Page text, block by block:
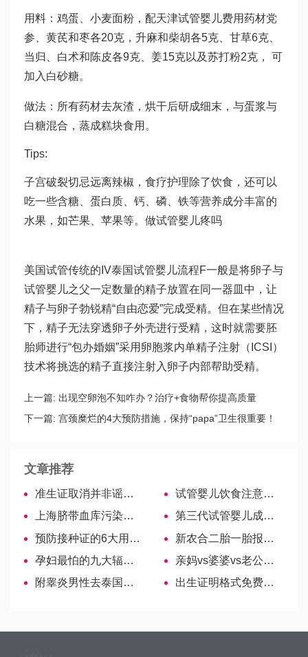
用料：鸡蛋、小麦面粉，配天津试管婴儿费用药材党
参、黄芪和枣各20克，升麻和柴胡各5克、甘草6克、
当归、白术和陈皮各9克、姜15克以及苏打粉2克， 可
加入白砂糖。
做法：所有药材去灰渣，烘干后研成细末，与蛋浆与
白糖混合，蒸成糕块食用。
Tips:
子宫破裂切忌远离辣椒，食疗护理除了饮食，还可以
吃一些含糖、蛋白质、钙、磷、铁等营养成分丰富的
水果，如芒果、苹果等。 做试管婴儿疼吗
美国试管传统的IV泰国试管婴儿流程F一般是将卵子与
试管婴儿之父一定数量的精子放置在同一器皿中，让
精子与卵子勃锐精“自由恋爱”完成受精。但在某些情况
下，精子无法穿透卵子外壳进行受精，这时就需要胚
胎师进行“包办婚姻”采用卵胞浆内单精子注射（ICSI）
技术将挑选的精子直接注射入卵子内部帮助受精。
上一篇: 出现空卵泡不知咋办？治疗+食物帮你提高质量
下一篇: 宫颈糜烂的4大预防措施，保持“papa”卫生很重要！
文章推荐
准生证取消并非谣言，已退出历史舞台！
试管婴儿饮食注意！助你一次成功！
上海脐带血库污染事件：200多份问题血随时可能被使用
第三代试管婴儿成功率美国vs国内，结果啥样戳这里！
预防接种证的6大用途盘点，入学、入托至关重要！
新农合二胎一胎报销费用无异！记得区分顺产剖腹标准
孕妇最怕的九大辐射源，手机、电脑、电视排行前列
亲妈vs婆婆vs老公，全方位对比产妇分娩谁陪产比较好
附睾炎男性去泰国做试管婴儿，要做第几代IVF技术？
出生证明格式免费试用，正确填写姓名、身份证号…